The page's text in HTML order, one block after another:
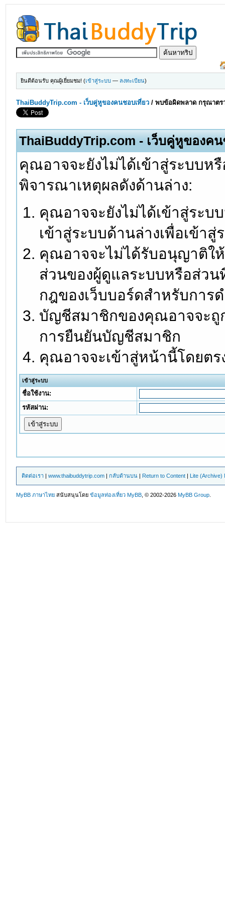
ยินดีต้อนรับ คุณผู้เยี่ยมชม! (เข้าสู่ระบบ — ลงทะเบียน)
ThaiBuddyTrip.com - เว็บคู่หูของคนชอบเที่ยว /พบข้อผิดพลาด กรุณาตร
ThaiBuddyTrip.com - เว็บคู่หูของค
คุณอาจจะยังไม่ได้เข้าสู่ระบบ
พิจารณาเหตุผลดังด้านล่าง:
คุณอาจจะยังไม่ได้เข้าสู่ระบ
เข้าสู่ระบบด้านล่างเพื่อเข้า
คุณอาจจะไม่ได้รับอนุญาติใ
ส่วนของผู้ดูแลระบบหรือส่ว
กฎของเว็บบอร์ดสำหรับการ
บัญชีสมาชิกของคุณอาจจะถู
การยืนยันบัญชีสมาชิก
คุณอาจจะเข้าสู่หน้านี้โดยต
เข้าสู่ระบบ
ชื่อใช้งาน:
รหัสผ่าน:
ติดต่อเรา |www.thaibuddytrip.com |กลับด้านบน | Return to Content | Lite (Archive)
MyBB ภาษาไทย สนับสนุนโดยข้อมูลท่องเที่ยว MyBB , © 2002-2026MyBB Group